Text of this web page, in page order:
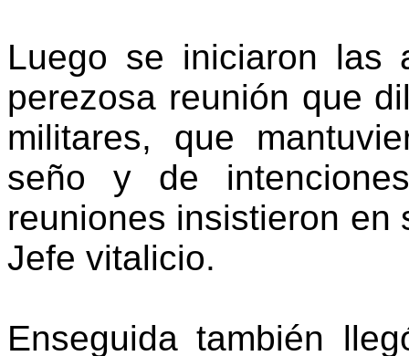
Luego se iniciaron las
perezosa reunión que
militares, que
seño y de
reuniones insistieron en
Jefe vitalicio.
Enseguida también